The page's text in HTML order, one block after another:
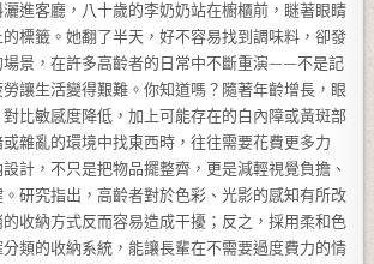
進客廳，八十歲的李奶奶站在櫥櫃前，瞇著眼睛
標籤。她翻了半天，好不容易找到調味料，卻發
場景，在許多高齡者的日常中不斷重演——不是記
讓生活變得艱難。你知道嗎？隨著年齡增長，眼
比敏感度降低，加上可能存在的白內障或黃斑部
雜亂的環境中找東西時，往往需要花費更多力
計，不只是把物品擺整齊，更是減輕視覺負擔、
研究指出，高齡者對於色彩、光影的感知有所改
收納方式反而容易造成干擾；反之，採用柔和色
類的收納系統，能讓長輩在不需要過度費力的情